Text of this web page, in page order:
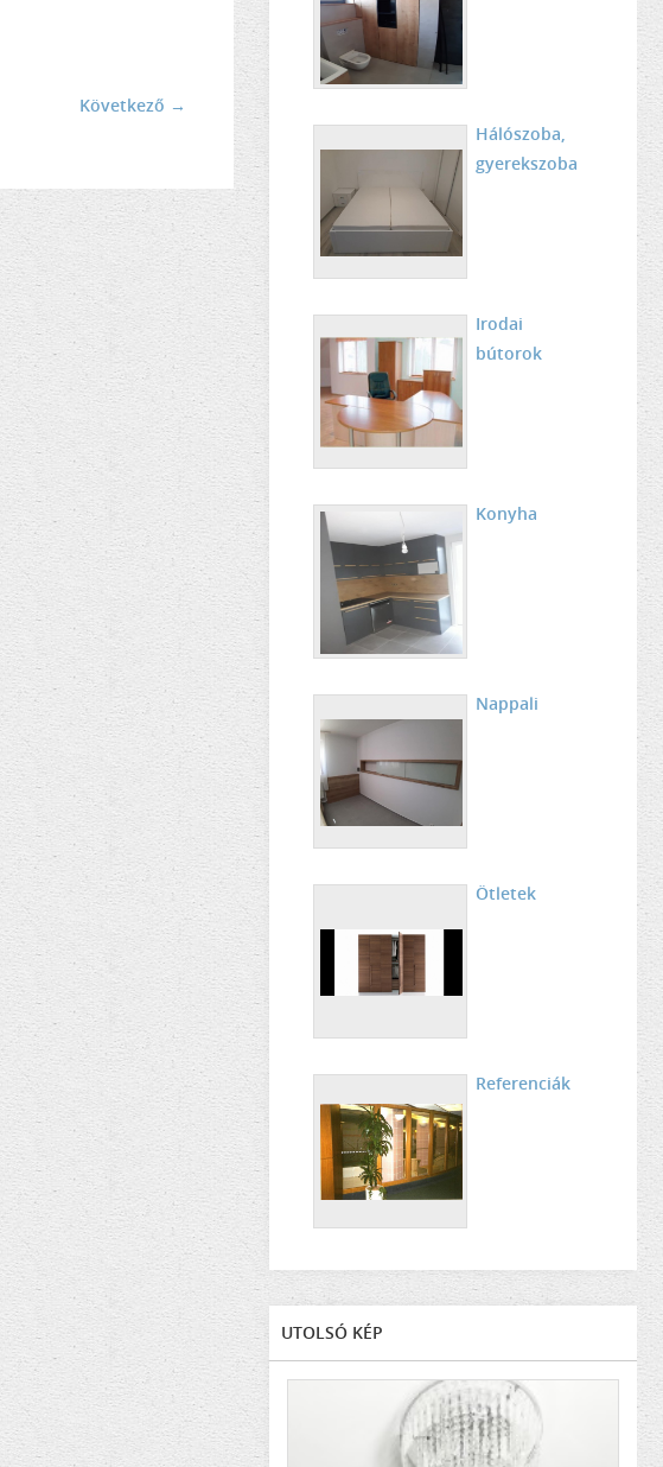
Következő →
Hálószoba,
gyerekszoba
Irodai
bútorok
Konyha
Nappali
Ötletek
Referenciák
UTOLSÓ KÉP